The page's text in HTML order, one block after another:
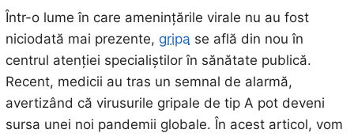
Într-o lume în care amenințările virale nu au fost
niciodată mai prezente, gripa se află din nou în
centrul atenției specialiștilor în sănătate publică.
Recent, medicii au tras un semnal de alarmă,
avertizând că virusurile gripale de tip A pot deveni
sursa unei noi pandemii globale. În acest articol, vom